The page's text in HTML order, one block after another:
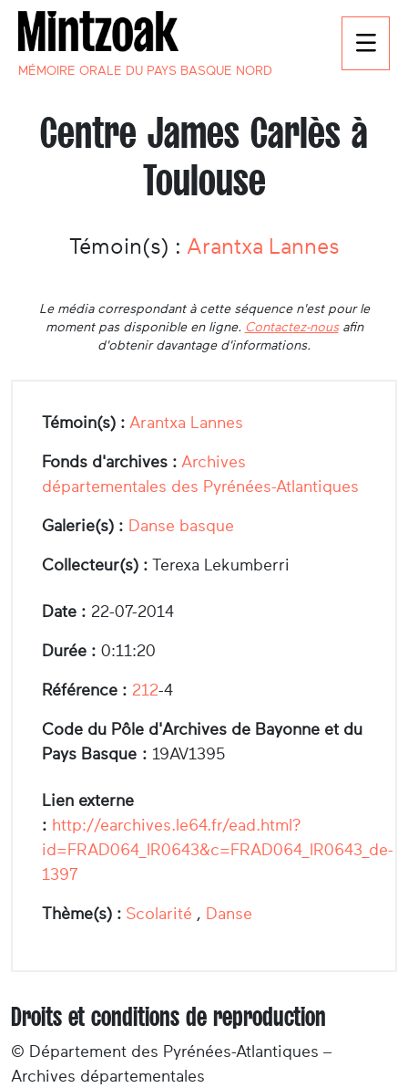
MÉMOIRE ORALE DU PAYS BASQUE NORD
Centre James Carlès à
Toulouse
Témoin(s) : Arantxa Lannes
Le média correspondant à cette séquence n'est pour le
moment pas disponible en ligne. Contactez-nousafin
d'obtenir davantage d'informations.
Témoin(s) : Arantxa Lannes
Fonds d'archives : Archives
départementales des Pyrénées-Atlantiques
Galerie(s) : Danse basque
Collecteur(s) : Terexa Lekumberri
Date : 22-07-2014
Durée : 0:11:20
Référence : 212-4
Code du Pôle d'Archives de Bayonne et du
Pays Basque : 19AV1395
Lien externe
: http://earchives.le64.fr/ead.html?
id=FRAD064_IR0643&c=FRAD064_IR0643_de-
1397
Thème(s) : Scolarité , Danse
Droits et conditions de reproduction
© Département des Pyrénées-Atlantiques –
Archives départementales